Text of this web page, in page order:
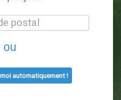
postal ou la